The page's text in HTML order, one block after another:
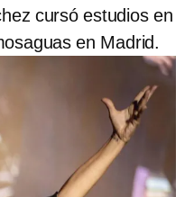
cursó estudios en
en Madrid.